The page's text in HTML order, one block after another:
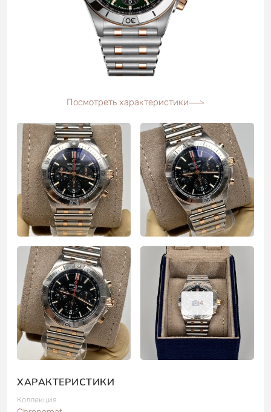
Посмотреть характеристики
4
ХАРАКТЕРИСТИКИ
Коллекция